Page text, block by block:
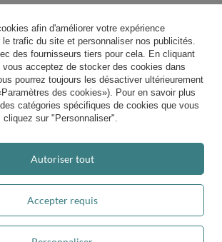
sur 7 plateforme(s) de vente et 3 d'avis client(s)
afin d'améliorer votre expérience
trafic du site et personnaliser nos publicités.
des fournisseurs tiers pour cela. En cliquant
vous acceptez de stocker des cookies dans
pourrez toujours les désactiver ultérieurement
des cookies»). Pour en savoir plus
catégories spécifiques de cookies que vous
cliquez sur "Personnaliser".
Accepter requis
Autoriser tout